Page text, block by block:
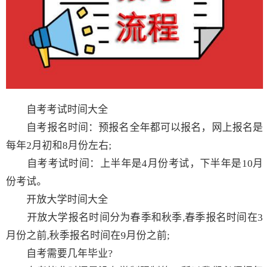
自考考试时间大全
自考报名时间：预报名全年都可以报名，网上报名是
每年2月初和8月份左右;
自考考试时间：上半年是4月份考试，下半年是10月
份考试。
开放大学时间大全
开放大学报名时间分为春季和秋季,春季报名时间在3
月份之前,秋季报名时间在9月份之前;
自考需要几年毕业?